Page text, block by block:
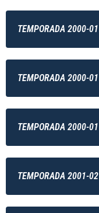
TEMPORADA 2000-01
TEMPORADA 2000-01
TEMPORADA 2000-01
TEMPORADA 2001-02